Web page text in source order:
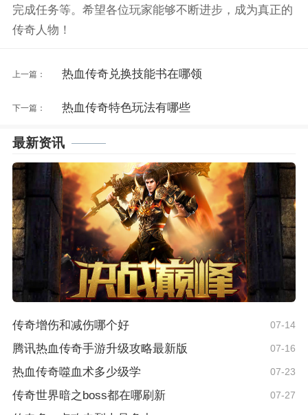
完成任务等。希望各位玩家能够不断进步，成为真正的
传奇人物！
上一篇： 热血传奇兑换技能书在哪领
下一篇： 热血传奇特色玩法有哪些
最新资讯
传奇增伤和减伤哪个好 07-14
腾讯热血传奇手游升级攻略最新版 07-16
热血传奇噬血术多少级学 07-23
传奇世界暗之boss都在哪刷新 07-27